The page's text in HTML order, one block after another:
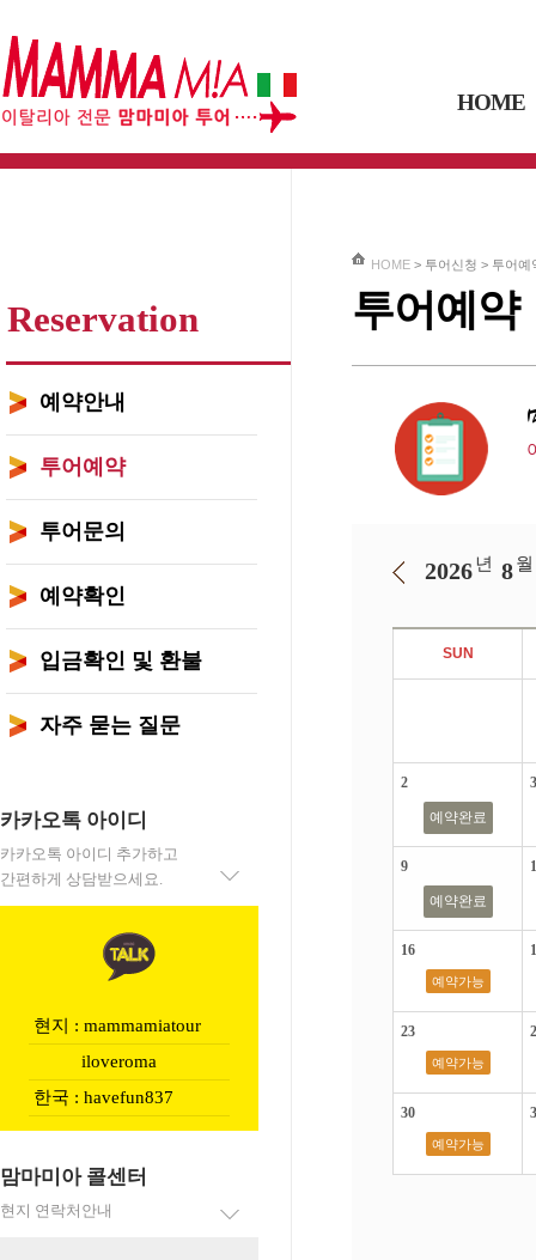
HOME
Reservation
예약안내
투어예약
투어문의
예약확인
입금확인 및 환불
자주 묻는 질문
카카오톡 아이디
카카오톡 아이디 추가하고
간편하게 상담받으세요.
현지 : mammamiatour
iloveroma
한국 : havefun837
맘마미아 콜센터
현지 연락처안내
HOME > 투어신청 > 투어예
투어예약
2026년 8월
SUN
2
예약완료
3
9
예약완료
16
예약가능
23
예약가능
30
예약가능